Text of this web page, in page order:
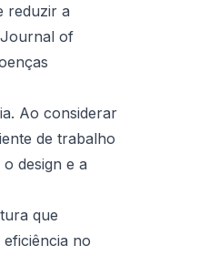
reduzir a
of
Ao considerar
de trabalho
design e a
que
no